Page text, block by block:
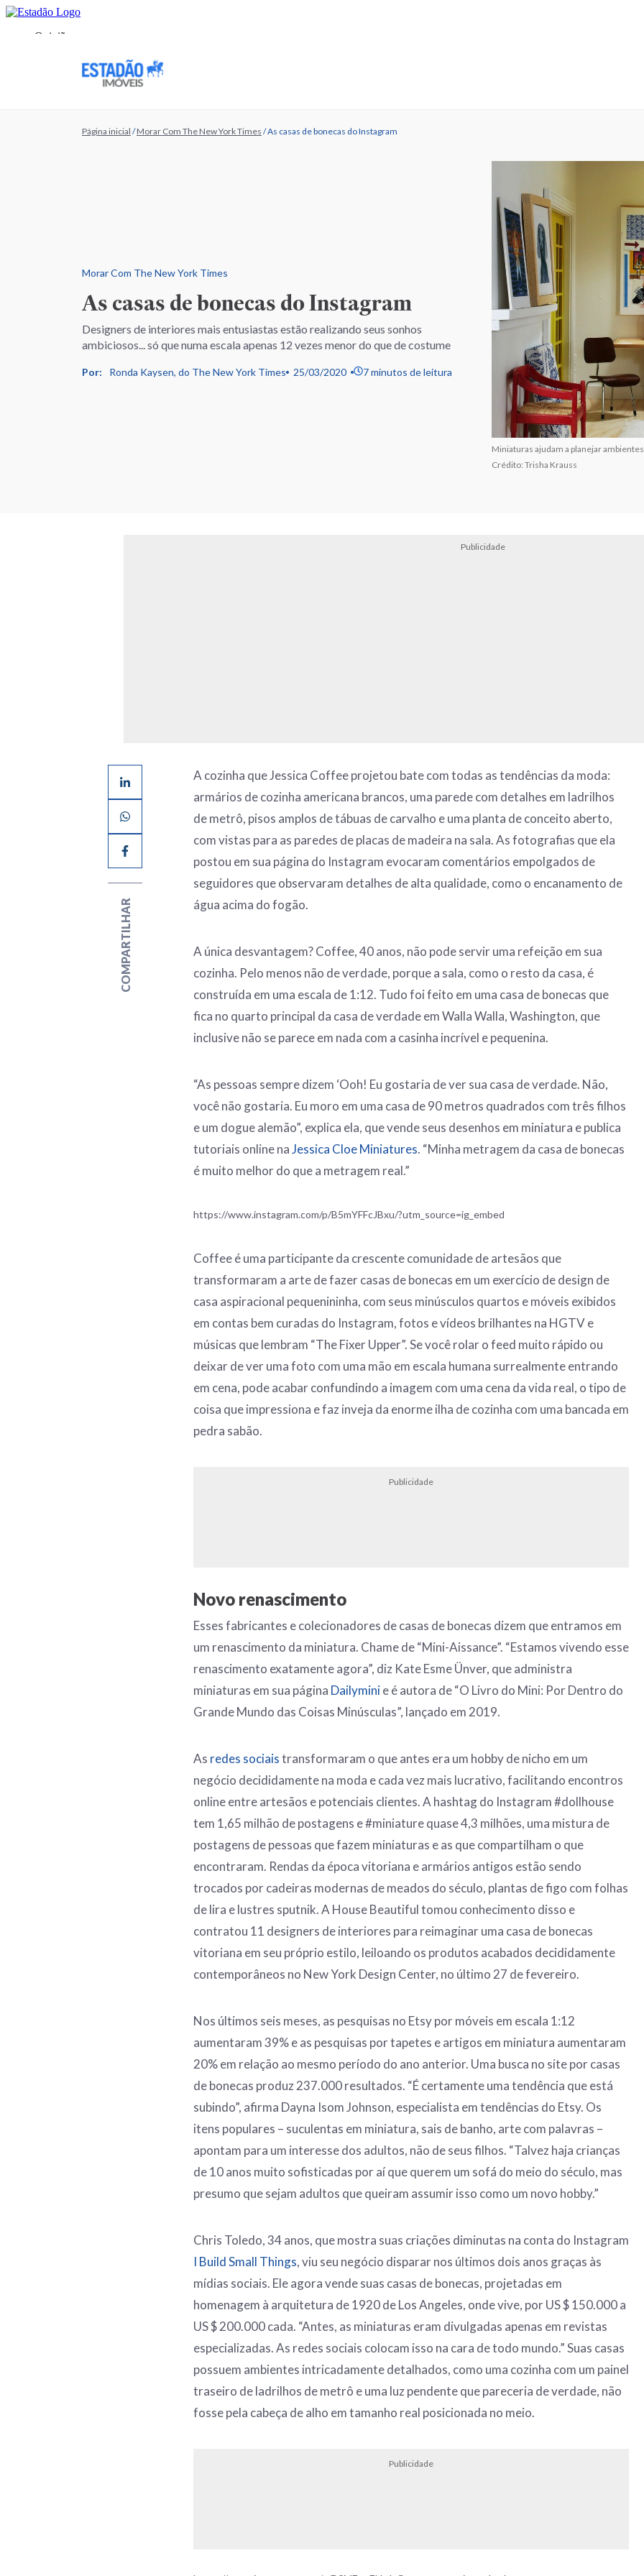
Página inicial /Morar Com The New York Times /As casas de bonecas do Instagram
Morar Com The New York Times
As casas de bonecas do Instagram
Designers de interiores mais entusiastas estão realizando seus sonhos
ambiciosos... só que numa escala apenas 12 vezes menor do que de costume
Por: Ronda Kaysen, do The New York Times 25/03/2020 7 minutos de leitura
Miniaturas ajudam a planejar
Crédito: Trisha Krauss
Publicidade
COMPARTILHAR
A cozinha que Jessica Coffee projetou bate com todas as tendências da moda:
armários de cozinha americana brancos, uma parede com detalhes em ladrilhos
de metrô, pisos amplos de tábuas de carvalho e uma planta de conceito aberto,
com vistas para as paredes de placas de madeira na sala. As fotografias que ela
postou em sua página do Instagram evocaram comentários empolgados de
seguidores que observaram detalhes de alta qualidade, como o encanamento de
água acima do fogão.
A única desvantagem? Coffee, 40 anos, não pode servir uma refeição em sua
cozinha. Pelo menos não de verdade, porque a sala, como o resto da casa, é
construída em uma escala de 1:12. Tudo foi feito em uma casa de bonecas que
fica no quarto principal da casa de verdade em Walla Walla, Washington, que
inclusive não se parece em nada com a casinha incrível e pequenina.
“As pessoas sempre dizem ‘Ooh! Eu gostaria de ver sua casa de verdade. Não,
você não gostaria. Eu moro em uma casa de 90 metros quadrados com três filhos
e um dogue alemão”, explica ela, que vende seus desenhos em miniatura e publica
tutoriais online naJessica Cloe Miniatures. “Minha metragem da casa de bonecas
é muito melhor do que a metragem real.”
https://www.instagram.com/p/B5mYFFcJBxu/?utm_source=ig_embed
Coffee é uma participante da crescente comunidade de artesãos que
transformaram a arte de fazer casas de bonecas em um exercício de design de
casa aspiracional pequenininha, com seus minúsculos quartos e móveis exibidos
em contas bem curadas do Instagram, fotos e vídeos brilhantes na HGTV e
músicas que lembram “The Fixer Upper”. Se você rolar o feed muito rápido ou
deixar de ver uma foto com uma mão em escala humana surrealmente entrando
em cena, pode acabar confundindo a imagem com uma cena da vida real, o tipo de
coisa que impressiona e faz inveja da enorme ilha de cozinha com uma bancada em
pedra sabão.
Publicidade
Novo renascimento
Esses fabricantes e colecionadores de casas de bonecas dizem que entramos em
um renascimento da miniatura. Chame de “Mini-Aissance”. “Estamos vivendo esse
renascimento exatamente agora”, diz Kate Esme Ünver, que administra
miniaturas em sua página Dailyminie é autora de “O Livro do Mini: Por Dentro do
Grande Mundo das Coisas Minúsculas”, lançado em 2019.
As redes sociaistransformaram o que antes era um hobby de nicho em um
negócio decididamente na moda e cada vez mais lucrativo, facilitando encontros
online entre artesãos e potenciais clientes. A hashtag do Instagram #dollhouse
tem 1,65 milhão de postagens e #miniature quase 4,3 milhões, uma mistura de
postagens de pessoas que fazem miniaturas e as que compartilham o que
encontraram. Rendas da época vitoriana e armários antigos estão sendo
trocados por cadeiras modernas de meados do século, plantas de figo com folhas
de lira e lustres sputnik. A House Beautiful tomou conhecimento disso e
contratou 11 designers de interiores para reimaginar uma casa de bonecas
vitoriana em seu próprio estilo, leiloando os produtos acabados decididamente
contemporâneos no New York Design Center, no último 27 de fevereiro.
Nos últimos seis meses, as pesquisas no Etsy por móveis em escala 1:12
aumentaram 39% e as pesquisas por tapetes e artigos em miniatura aumentaram
20% em relação ao mesmo período do ano anterior. Uma busca no site por casas
de bonecas produz 237.000 resultados. “É certamente uma tendência que está
subindo”, afirma Dayna Isom Johnson, especialista em tendências do Etsy. Os
itens populares – suculentas em miniatura, sais de banho, arte com palavras –
apontam para um interesse dos adultos, não de seus filhos. “Talvez haja crianças
de 10 anos muito sofisticadas por aí que querem um sofá do meio do século, mas
presumo que sejam adultos que queiram assumir isso como um novo hobby.”
Chris Toledo, 34 anos, que mostra suas criações diminutas na conta do Instagram
I Build Small Things, viu seu negócio disparar nos últimos dois anos graças às
mídias sociais. Ele agora vende suas casas de bonecas, projetadas em
homenagem à arquitetura de 1920 de Los Angeles, onde vive, por US $ 150.000 a
US $ 200.000 cada. “Antes, as miniaturas eram divulgadas apenas em revistas
especializadas. As redes sociais colocam isso na cara de todo mundo.” Suas casas
possuem ambientes intricadamente detalhados, como uma cozinha com um painel
traseiro de ladrilhos de metrô e uma luz pendente que pareceria de verdade, não
fosse pela cabeça de alho em tamanho real posicionada no meio.
Publicidade